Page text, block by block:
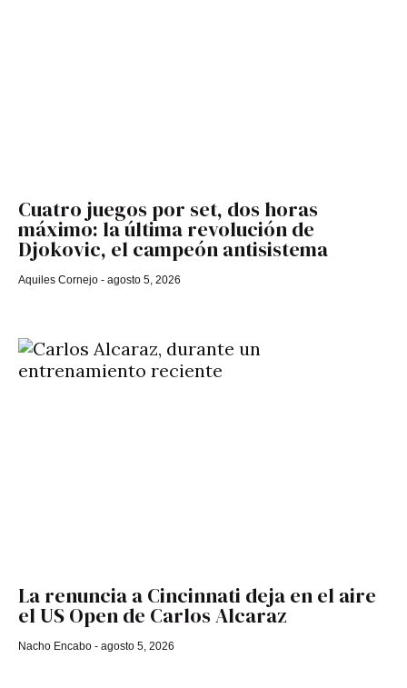
Cuatro juegos por set, dos horas
máximo: la última revolución de
Djokovic, el campeón antisistema
Aquiles Cornejo agosto 5, 2026
La renuncia a Cincinnati deja en el aire
el US Open de Carlos Alcaraz
Nacho Encabo agosto 5, 2026